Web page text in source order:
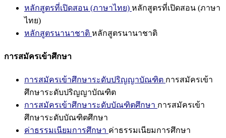
หลักสูตรที่เปิดสอน (ภาษาไทย) หลักสูตรที่เปิดสอน (ภาษา
ไทย)
หลักสูตรนานาชาติ หลักสูตรนานาชาติ
การสมัครเข้าศึกษา
การสมัครเข้าศึกษาระดับปริญญาบัณฑิต การสมัครเข้า
ศึกษาระดับปริญญาบัณฑิต
การสมัครเข้าศึกษาระดับบัณฑิตศึกษา การสมัครเข้า
ศึกษาระดับบัณฑิตศึกษา
ค่าธรรมเนียมการศึกษา ค่าธรรมเนียมการศึกษา